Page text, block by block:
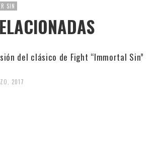
SIN
del clásico de Fight “Immortal Sin”
2017